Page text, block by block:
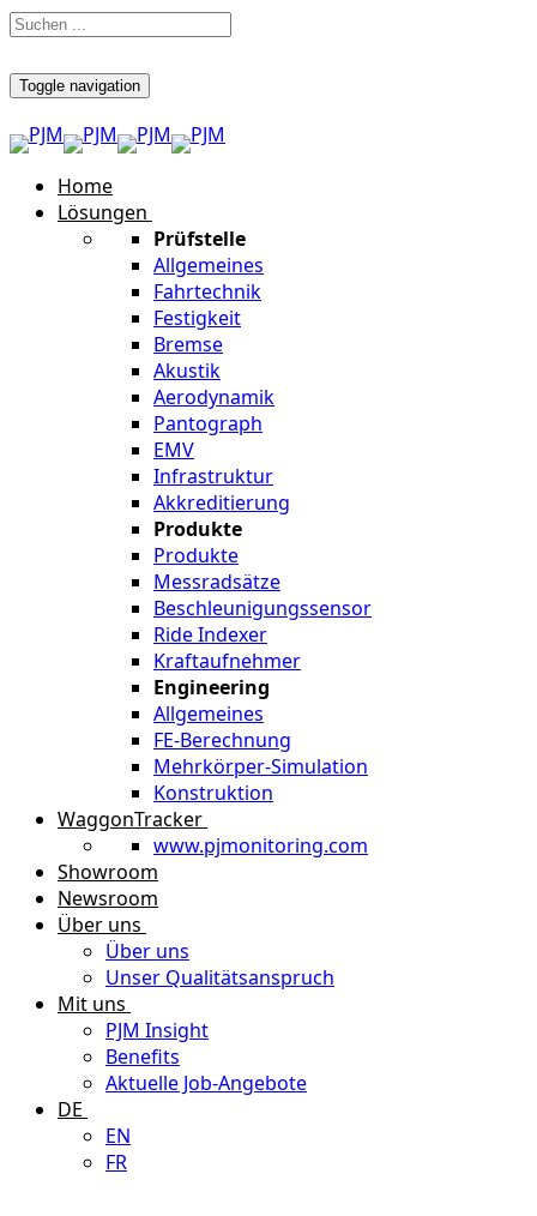
Toggle navigation
Home
Lösungen
Prüfstelle
Allgemeines
Fahrtechnik
Festigkeit
Bremse
Akustik
Aerodynamik
Pantograph
EMV
Infrastruktur
Akkreditierung
Produkte
Produkte
Messradsätze
Beschleunigungssensor
Ride Indexer
Kraftaufnehmer
Engineering
Allgemeines
FE-Berechnung
Mehrkörper-Simulation
Konstruktion
WaggonTracker
www.pjmonitoring.com
Showroom
Newsroom
Über uns
Über uns
Unser Qualitätsanspruch
Mit uns
PJM Insight
Benefits
Aktuelle Job-Angebote
DE
EN
FR